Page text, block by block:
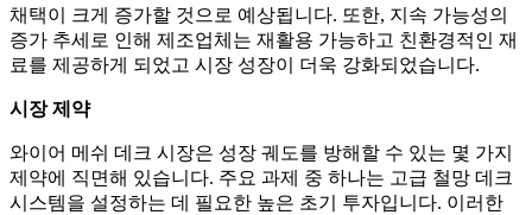
채택이 크게 증가할 것으로 예상됩니다. 또한, 지속 가능성의
증가 추세로 인해 제조업체는 재활용 가능하고 친환경적인 재
료를 제공하게 되었고 시장 성장이 더욱 강화되었습니다.
시장 제약
와이어 메쉬 데크 시장은 성장 궤도를 방해할 수 있는 몇 가지
제약에 직면해 있습니다. 주요 과제 중 하나는 고급 철망 데크
시스템을 설정하는 데 필요한 높은 초기 투자입니다. 이러한